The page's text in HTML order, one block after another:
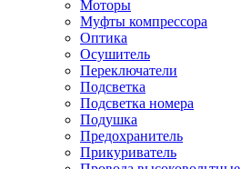
Моторы
Муфты компрессора
Оптика
Осушитель
Переключатели
Подсветка
Подсветка номера
Подушка
Предохранитель
Прикуриватель